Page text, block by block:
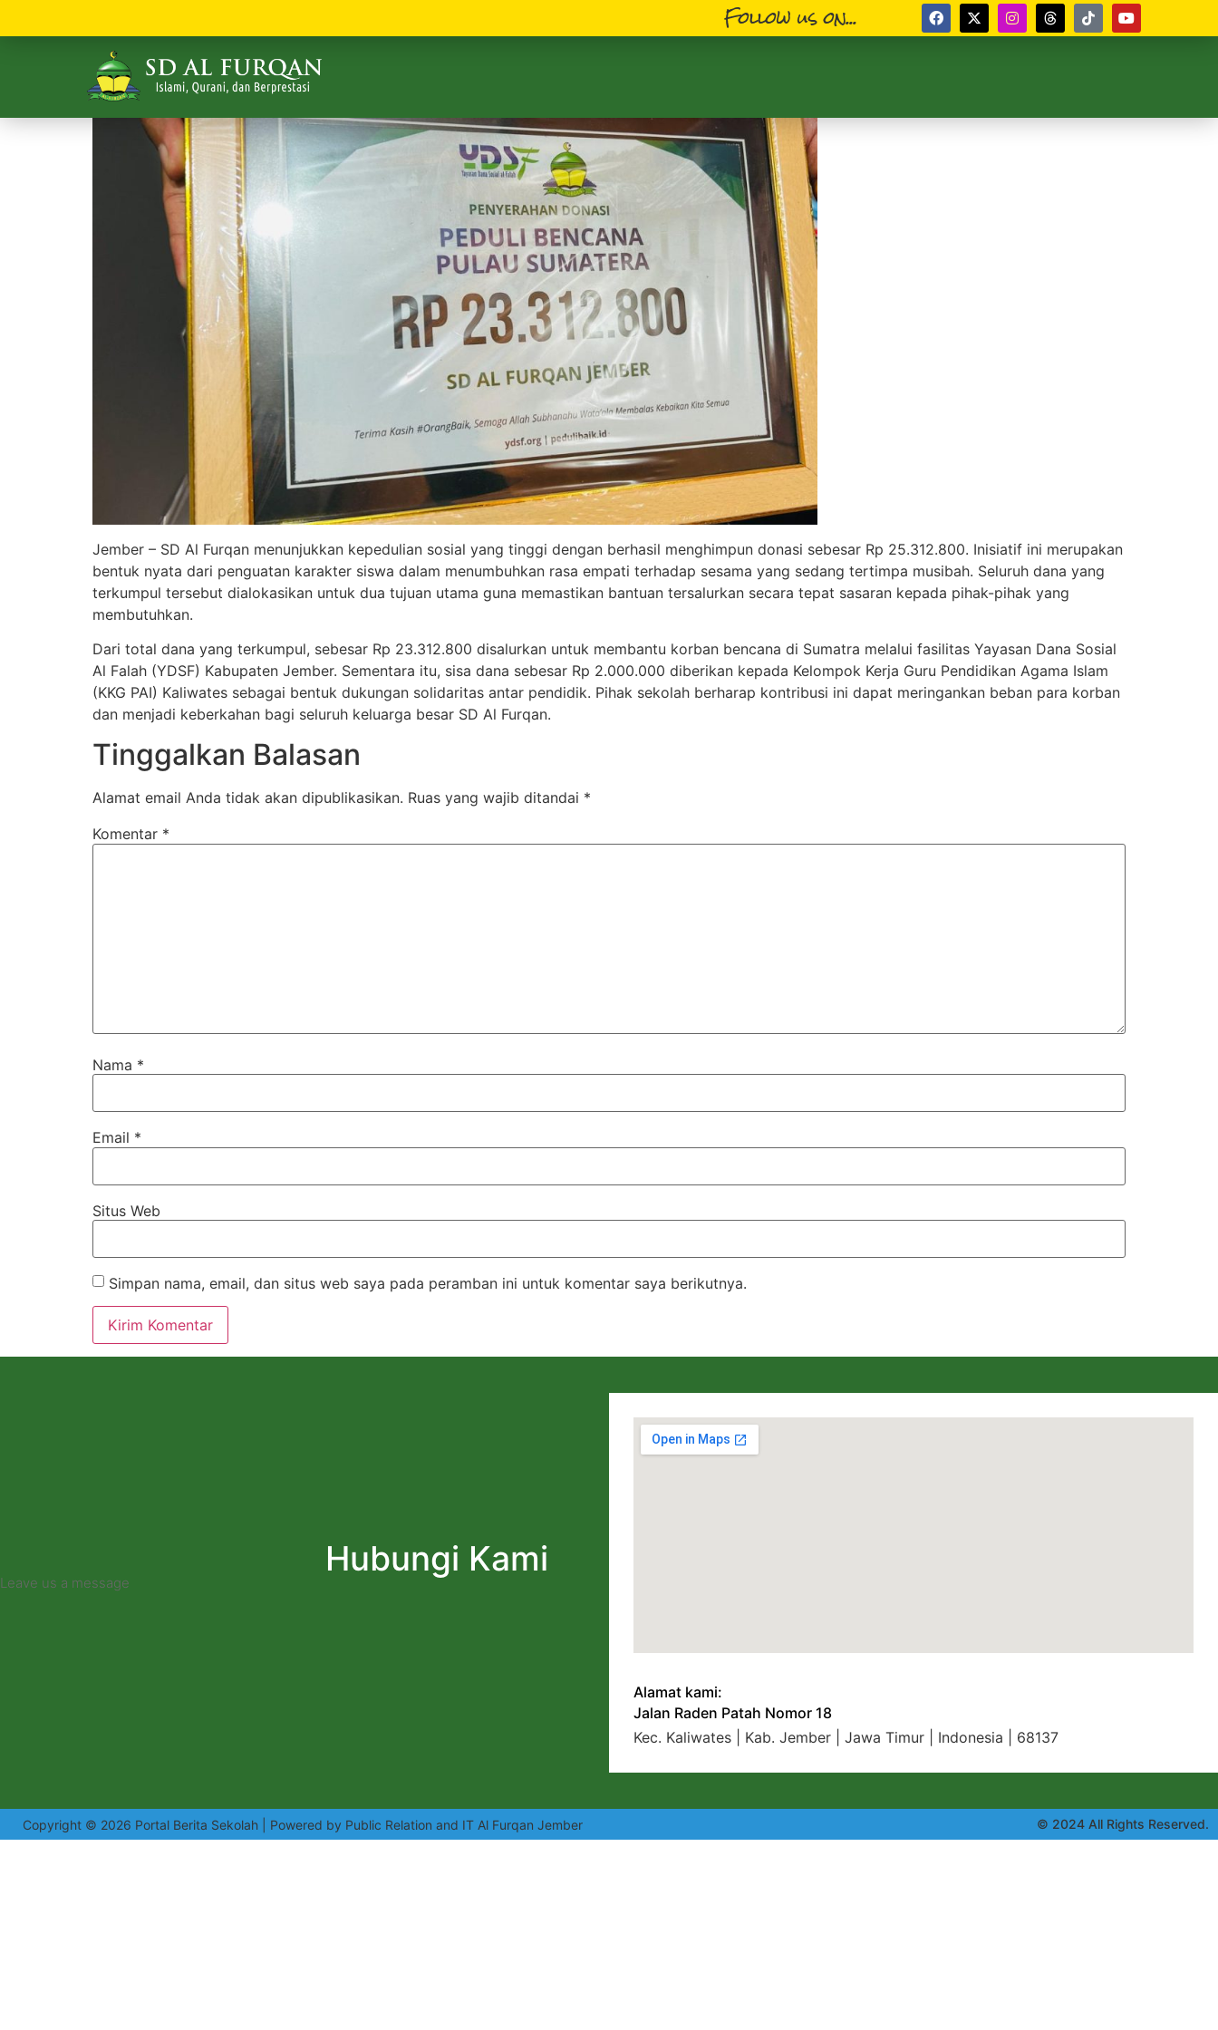
Follow us on...
Jember – SD Al Furqan menunjukkan kepedulian sosial yang tinggi dengan berhasil menghimpun donasi sebesar Rp 25.312.800. Inisiatif ini merupakan
bentuk nyata dari penguatan karakter siswa dalam menumbuhkan rasa empati terhadap sesama yang sedang tertimpa musibah. Seluruh dana yang
terkumpul tersebut dialokasikan untuk dua tujuan utama guna memastikan bantuan tersalurkan secara tepat sasaran kepada pihak-pihak yang
membutuhkan.
Dari total dana yang terkumpul, sebesar Rp 23.312.800 disalurkan untuk membantu korban bencana di Sumatra melalui fasilitas Yayasan Dana Sosial
Al Falah (YDSF) Kabupaten Jember. Sementara itu, sisa dana sebesar Rp 2.000.000 diberikan kepada Kelompok Kerja Guru Pendidikan Agama Islam
(KKG PAI) Kaliwates sebagai bentuk dukungan solidaritas antar pendidik. Pihak sekolah berharap kontribusi ini dapat meringankan beban para korban
dan menjadi keberkahan bagi seluruh keluarga besar SD Al Furqan.
Tinggalkan Balasan
Alamat email Anda tidak akan dipublikasikan. Ruas yang wajib ditandai *
Komentar *
Nama *
Email *
Situs Web
Simpan nama, email, dan situs web saya pada peramban ini untuk komentar saya berikutnya.
Hubungi Kami
Leave us a message
Alamat kami:
Jalan Raden Patah Nomor 18
Kec. Kaliwates | Kab. Jember | Jawa Timur | Indonesia | 68137
Copyright © 2026 Portal Berita Sekolah | Powered by Public Relation and IT Al Furqan Jember © 2024 All Rights Reserved.